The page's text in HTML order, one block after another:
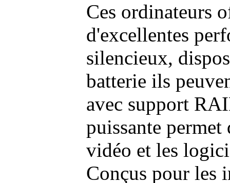
Ces ordinateurs
d'excellentes
silencieux,
batterie ils
avec support
puissante permet
vidéo et les
Conçus pour les